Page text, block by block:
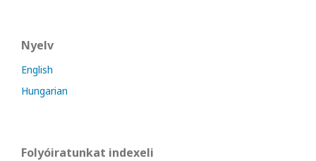
Nyelv
English
Hungarian
Folyóiratunkat indexeli